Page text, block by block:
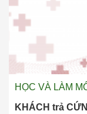
HỌC VÀ LÀM
KHÁCH trả